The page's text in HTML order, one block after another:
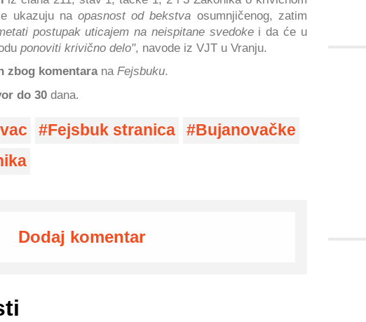
ukazuju na opasnost od bekstva osumnjičenog, zatim
postupak uticajem na neispitane svedokei da će u
ponoviti krivično delo", navode iz VJT u Vranju.
zbog komentarana Fejsbuku.
do 30 dana.
Fejsbuk stranica
Bujanovačke
Dodaj komentar